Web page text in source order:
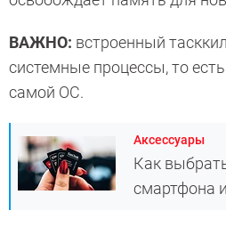
ВАЖНО: встроенный
системные процессы, то
самой ОС.
Аксессуары
Как
смартфона